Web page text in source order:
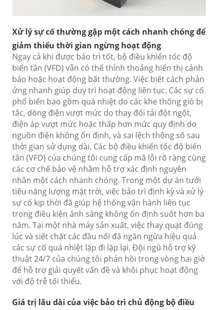
Xử lý sự cố thường gặp một cách nhanh chóng để
giảm thiểu thời gian ngừng hoạt động
Ngay cả khi được bảo trì tốt, bộ điều khiển tốc độ
biến tần (VFD) vẫn có thể thỉnh thoảng hiển thị cảnh
báo hoặc hoạt động bất thường. Việc biết cách phản
ứng nhanh giúp duy trì hoạt động liên tục. Các sự cố
phổ biến bao gồm quá nhiệt do các khe thông gió bị
tắc, dòng điện vượt mức do thay đổi tải đột ngột,
điện áp vượt mức hoặc thấp hơn mức quy định do
nguồn điện không ổn định, và sai lệch thông số sau
thời gian sử dụng dài. Các bộ điều khiển tốc độ biến
tần (VFD) của chúng tôi cung cấp mã lỗi rõ ràng cùng
các cơ chế bảo vệ nhằm hỗ trợ xác định nguyên
nhân một cách nhanh chóng. Trong một dự án tưới
tiêu năng lượng mặt trời, việc bảo trì định kỳ và xử lý
sự cố kịp thời đã giúp hệ thống vận hành liên tục
trong điều kiện ánh sáng không ổn định suốt hơn ba
năm. Tại một nhà máy sản xuất, việc thay quạt đúng
lúc và siết chặt các đầu nối đã ngăn ngừa hiệu quả
các sự cố quá nhiệt lặp đi lặp lại. Đội ngũ hỗ trợ kỹ
thuật 24/7 của chúng tôi phản hồi trong vòng hai giờ
để hỗ trợ giải quyết vấn đề và khôi phục hoạt động
với độ trễ tối thiểu.
Giá trị lâu dài của việc bảo trì chủ động bộ điều